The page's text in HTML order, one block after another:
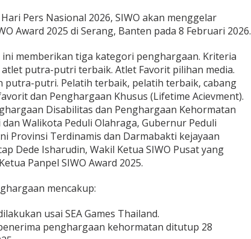
Pers Nasional 2026, SIWO akan menggelar
Award 2025 di Serang, Banten pada 8 Februari 2026.
ini memberikan tiga kategori penghargaan. Kriteria
putra-putri terbaik. Atlet Favorit pilihan media.
putra-putri. Pelatih terbaik, pelatih terbaik, cabang
dan Penghargaan Khusus (Lifetime Acievment).
Disabilitas dan Penghargaan Kehormatan
Walikota Peduli Olahraga, Gubernur Peduli
Provinsi Terdinamis dan Darmabakti kejayaan
Dede Isharudin, Wakil Ketua SIWO Pusat yang
Panpel SIWO Award 2025.
mencakup:
usai SEA Games Thailand.
penghargaan kehormatan ditutup 28